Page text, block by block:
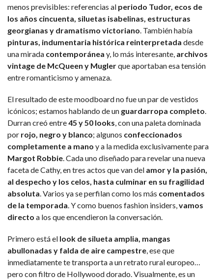
menos previsibles: referencias al periodo Tudor, ecos de
los años cincuenta, siluetas isabelinas, estructuras
georgianas y dramatismo victoriano. También había
pinturas, indumentaria histórica reinterpretada desde
una mirada contemporánea y, lo más interesante, archivos
vintage de McQueen y Muglerque aportaban esa tensión
entre romanticismo y amenaza.
El resultado de este moodboard no fue un par de vestidos
icónicos; estamos hablando de un guardarropa completo.
Durran creó entre45 y 50 looks, con una paleta dominada
por rojo, negro y blanco; algunos confeccionados
completamente a mano y a la medida exclusivamente para
Margot Robbie. Cada uno diseñado para revelar una nueva
faceta de Cathy, en tres actos que van del amor y la pasión,
al despecho y los celos, hasta culminar en su fragilidad
absoluta. Varios ya se perfilan como los más comentados
de la temporada. Y como buenos fashion insiders,vamos
directo a los que encendieron la conversación.
Primero está el look de silueta amplia, mangas
abullonadas y falda de aire campestre, ese que
inmediatamente te transporta a un retrato rural europeo…
pero con filtro de Hollywood dorado. Visualmente, es un